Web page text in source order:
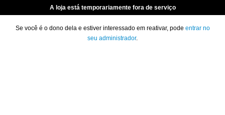
A loja está temporariamente fora de serviço
Se você é o dono dela e estiver interessado em reativar, pode entrar no
seu administrador.